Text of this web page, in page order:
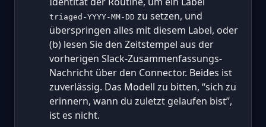
triaged-YYYY-MM-DD zu setzen, und
überspringen alles mit diesem Label, oder
(b) lesen Sie den Zeitstempel aus der
vorherigen Slack-Zusammenfassungs-
Nachricht über den Connector. Beides ist
zuverlässig. Das Modell zu bitten, “sich zu
erinnern, wann du zuletzt gelaufen bist”,
ist es nicht.